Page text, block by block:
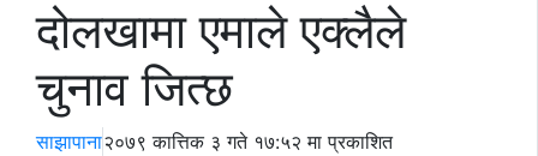
दोलखामा एमाले एक्लैले
चुनाव जित्छ
साझापाना२०७९ कात्तिक ३ गते १७:५२ मा प्रकाशित